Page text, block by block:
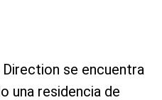
se encuentra
una residencia de